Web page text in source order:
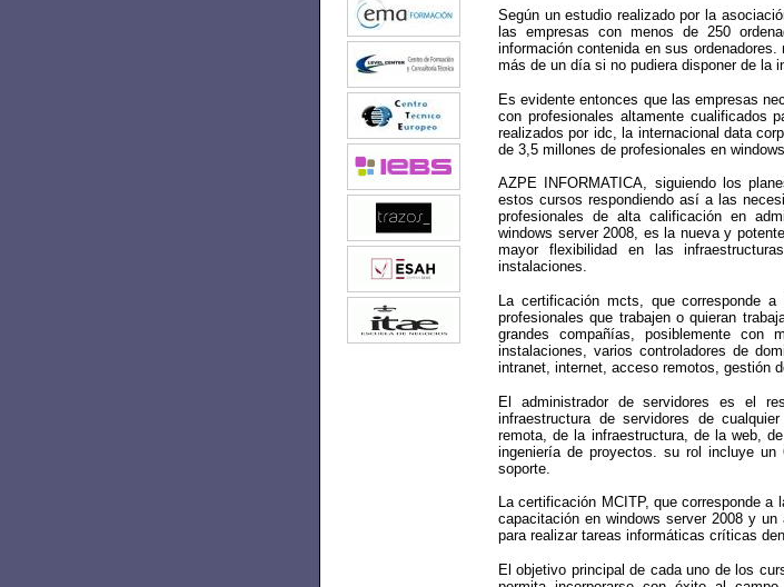
Según un estudio realizado por la
las empresas con menos de 250
información contenida en sus
más de un día si no pudiera disponer de la
Es evidente entonces que las empresas
con profesionales altamente cualificados
realizados por idc, la internacional data
de 3,5 millones de profesionales en
AZPE INFORMATICA, siguiendo los
estos cursos respondiendo así a las
profesionales de alta calificación en
windows server 2008, es la nueva y
mayor flexibilidad en las
instalaciones.
La certificación mcts, que corresponde
profesionales que trabajen o quieran
grandes compañías, posiblemente
instalaciones, varios controladores de
intranet, internet, acceso remotos, gestión
El administrador de servidores es el
infraestructura de servidores de
remota, de la infraestructura, de la web,
ingeniería de proyectos. su rol incluye
soporte.
La certificación MCITP, que corresponde
capacitación en windows server 2008 y
para realizar tareas informáticas críticas
El objetivo principal de cada uno de los